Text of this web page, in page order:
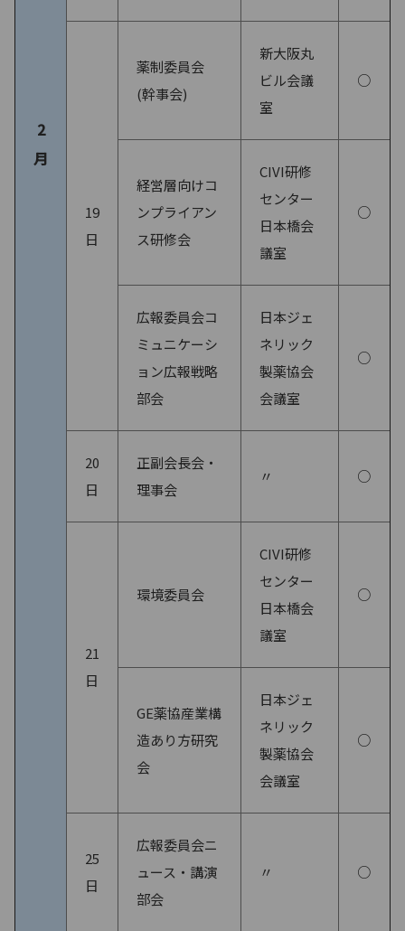
2
月
19
日
薬制委員会
(幹事会)
新大阪丸
ビル会議
室
○
経営層向けコ
ンプライアン
ス研修会
CIVI研修
センター
日本橋会
議室
○
広報委員会コ
ミュニケーシ
ョン広報戦略
部会
日本ジェ
ネリック
製薬協会
会議室
○
20
日
正副会長会・
理事会
〃 ○
21
日
環境委員会
CIVI研修
センター
日本橋会
議室
○
GE薬協産業構
造あり方研究
会
日本ジェ
ネリック
製薬協会
会議室
○
25
日
広報委員会ニ
ュース・講演
部会
〃 ○